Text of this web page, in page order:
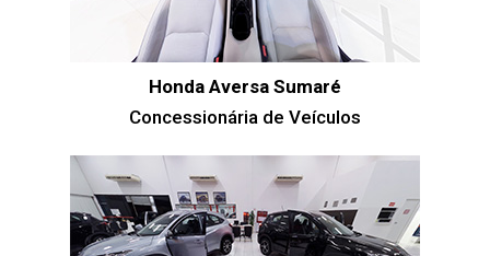
Honda Aversa Sumaré
Concessionária de Veículos